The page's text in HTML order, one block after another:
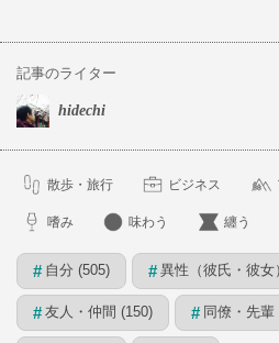
記事のライター
hidechi
散歩・旅行 ビジネス
嗜み 味わう 纏う
# 自分 (505) # 異性（彼氏・彼女
# 友人・仲間 (150) # 同僚・先輩